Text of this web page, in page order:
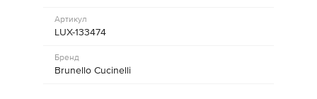
Артикул
LUX-133474
Бренд
Brunello Cucinelli